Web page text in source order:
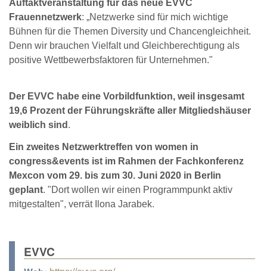
Auftaktveranstaltung für das neue EVVC
Frauennetzwerk: „Netzwerke sind für mich wichtige
Bühnen für die Themen Diversity und Chancengleichheit.
Denn wir brauchen Vielfalt und Gleichberechtigung als
positive Wettbewerbsfaktoren für Unternehmen."
Der EVVC habe eine Vorbildfunktion, weil insgesamt
19,6 Prozent der Führungskräfte aller Mitgliedshäuser
weiblich sind .
Ein zweites Netzwerktreffen von women in
congress&events ist im Rahmen der Fachkonferenz
Mexcon vom 29. bis zum 30. Juni 2020 in Berlin
geplant. "Dort wollen wir einen Programmpunkt aktiv
mitgestalten", verrät Ilona Jarabek.
EVVC